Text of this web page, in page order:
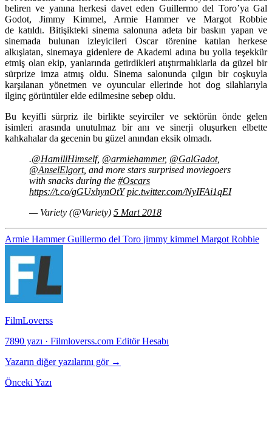
beliren ve yanına herkesi davet eden Guillermo del Toro’ya Gal
Godot, Jimmy Kimmel, Armie Hammer ve Margot Robbie
de katıldı. Bitişikteki sinema salonuna adeta bir baskın yapan ve
sinemada bulunan izleyicileri Oscar törenine katılan herkese
alkışlatan, sinemaya gidenlere de Akademi adına bu yolla teşekkür
etmiş olan ekip, yanlarında getirdikleri atıştırmalıklarla da güzel bir
sürprize imza atmış oldu. Sinema salonunda çılgın bir coşkuyla
karşılanan yönetmen ve oyuncular ellerinde hot dog silahlarıyla
ilginç görüntüler elde edilmesine sebep oldu.
Bu keyifli sürpriz ile birlikte seyirciler ve sektörün önde gelen
isimleri arasında unutulmaz bir anı ve sinerji oluşurken elbette
kahkahalar da gecenin bu güzel anından eksik olmadı.
.@HamillHimself, @armiehammer, @GalGadot,
@AnselElgort, and more stars surprised moviegoers
with snacks during the #Oscars
https://t.co/gGUxhynOtY pic.twitter.com/NyIFAi1qEI
— Variety (@Variety) 5 Mart 2018
Armie HammerGuillermo del Toro jimmy kimmel Margot Robbie
FilmLoverss
7890 yazı · Filmloverss.com Editör Hesabı
Yazarın diğer yazılarını gör →
Önceki Yazı